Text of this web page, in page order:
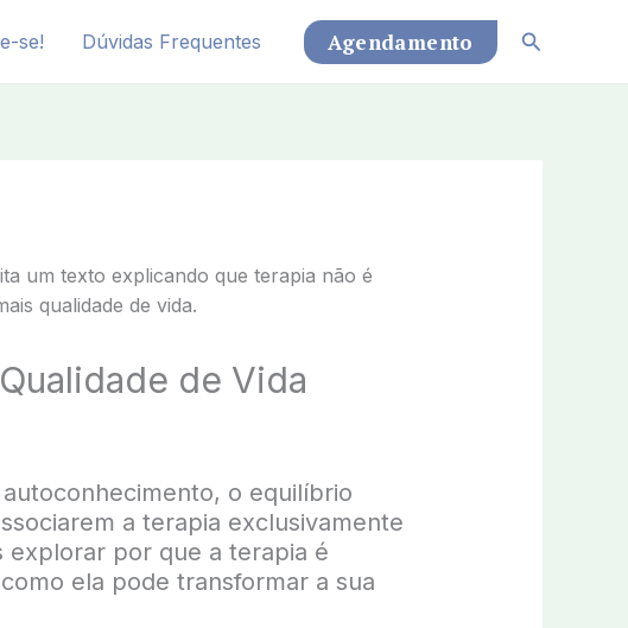
se! Dúvidas Frequentes Agendamento Pesquisar
de Vida
o equilíbrio
a terapia exclusivamente
explorar por que a terapia é
ela pode transformar a sua